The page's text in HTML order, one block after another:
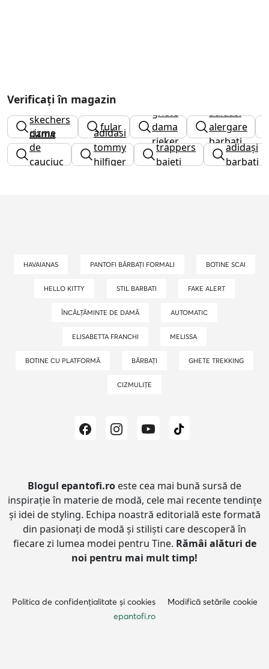
Verificați în magazin
skechers
dama
fular
ghete
dama
rieker
adidasi
alergare
barbati
cizme
de
cauciuc
adidasi
tommy
hilfiger
trappers
baieti
adidași
barbati
HAVAIANAS PANTOFI BĂRBAȚI FORMALI BOTINE SCAI
HELLO KITTY STIL BARBATI FAKE ALERT
ÎNCĂLȚĂMINTE DE DAMĂ AUTOMATIC
ELISABETTA FRANCHI MELISSA
BOTINE CU PLATFORMĂ BĂRBAȚI GHETE TREKKING
CIZMULIȚE
Blogul epantofi.ro este cea mai bună sursă de
inspirație în materie de modă, cele mai recente tendințe
și idei de styling. Echipa noastră editorială este formată
din pasionați de modă și stiliști care descoperă în
fiecare zi lumea modei pentru Tine. Rămâi alături de
noi pentru mai mult timp!
Politica de confidențialitate și cookies
Modifică setările cookie
epantofi.ro